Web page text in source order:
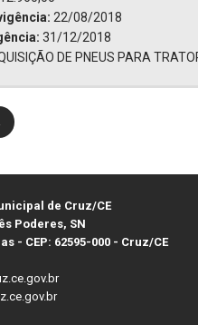
22/08/2018
31/12/2018
DE PNEUS PARA
de Cruz/CE
Poderes, SN
- CEP: 62595-000 - Cruz/CE